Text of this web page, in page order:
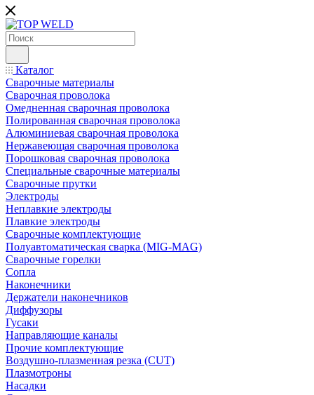
Каталог
Сварочные материалы
Сварочная проволока
Омедненная сварочная проволока
Полированная сварочная проволока
Алюминиевая сварочная проволока
Нержавеющая сварочная проволока
Порошковая сварочная проволока
Специальные сварочные материалы
Сварочные прутки
Электроды
Неплавкие электроды
Плавкие электроды
Сварочные комплектующие
Полуавтоматическая сварка (MIG-MAG)
Сварочные горелки
Сопла
Наконечники
Держатели наконечников
Диффузоры
Гусаки
Направляющие каналы
Прочие комплектующие
Воздушно-плазменная резка (CUT)
Плазмотроны
Насадки